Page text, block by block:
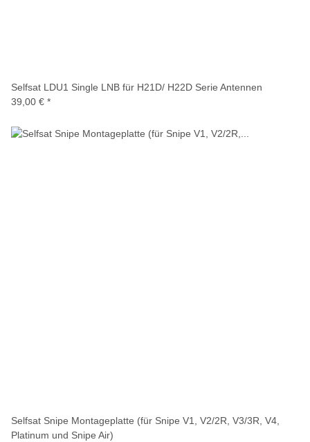
Selfsat LDU1 Single LNB für H21D/ H22D Serie Antennen
39,00 € *
Selfsat Snipe Montageplatte (für Snipe V1, V2/2R, V3/3R, V4,
Platinum und Snipe Air)